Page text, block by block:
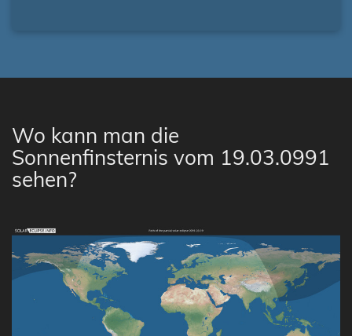
Wo kann man die
Sonnenfinsternis vom 19.03.0991
sehen?